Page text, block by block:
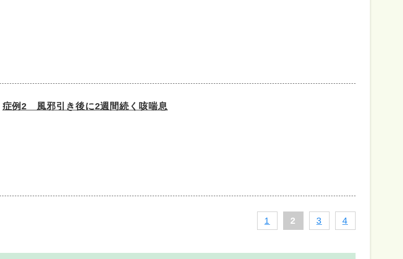
症例2 風邪引き後に2週間続く咳喘息
1 2 3 4